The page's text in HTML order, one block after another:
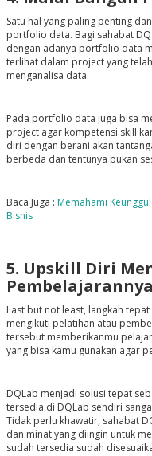
Satu hal yang paling penting
portfolio data. Bagi sahabat
dengan adanya portfolio data
terlihat dalam project yang
menganalisa data.
Pada portfolio data juga bisa
project agar kompetensi skill
diri dengan berani akan
berbeda dan tentunya bukan
Baca Juga : Memahami
Bisnis
5. Upskill Diri
Pembelajarannya
Last but not least, langkah
mengikuti pelatihan atau
tersebut memberikanmu
yang bisa kamu gunakan agar
DQLab menjadi solusi tepat
tersedia di DQLab sendiri
Tidak perlu khawatir, sahabat
dan minat yang diingin untuk
sudah tersedia sudah